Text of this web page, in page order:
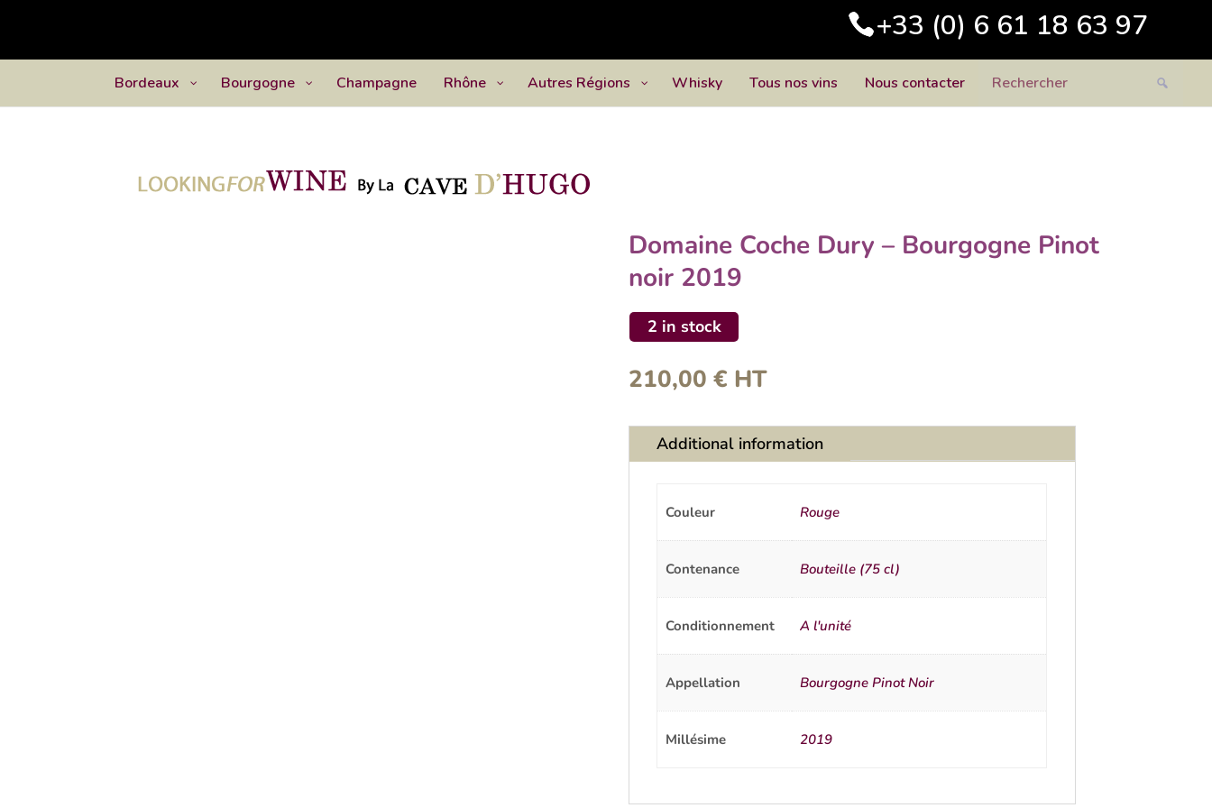
+33 (0) 6 61 18 63 97
Bordeaux Bourgogne Champagne Rhône Autres Régions Whisky Tous nos vins Nous contacter
Domaine Coche Dury – Bourgogne Pinot
noir 2019
2 in stock
210,00 € HT
Additional information
Couleur Rouge
Contenance Bouteille (75 cl)
Conditionnement A l'unité
Appellation Bourgogne Pinot Noir
Millésime 2019